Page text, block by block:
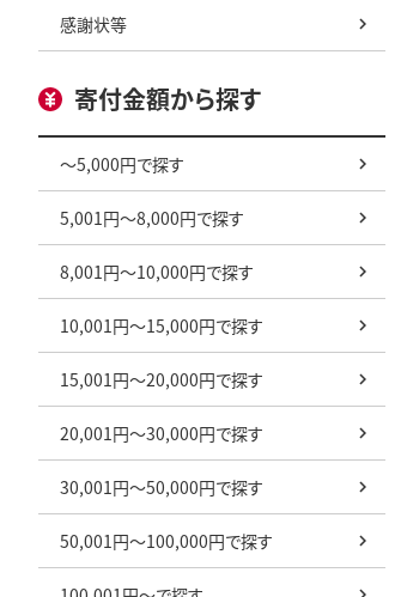
感謝状等
寄付金額から探す
～5,000円で探す
5,001円～8,000円で探す
8,001円～10,000円で探す
10,001円～15,000円で探す
15,001円～20,000円で探す
20,001円～30,000円で探す
30,001円～50,000円で探す
50,001円～100,000円で探す